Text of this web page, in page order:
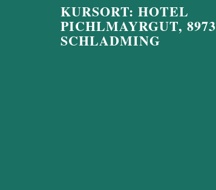
KURSORT: HOTEL
PICHLMAYRGUT, 8973
SCHLADMING